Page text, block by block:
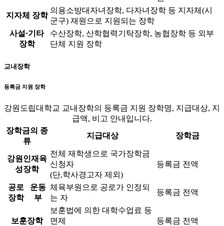
지자체 장학
의용소방대자녀장학, 다자녀장학 등 지자체(시
군구) 재원으로 지원되는 장학
사설·기타
장학
수산장학, 산학협력기탁장학, 농협장학 등 외부
단체 지원 장학
교내장학
등록금 지원 장학
강원도립대학교 교내장학의 등록금 지원 장학명, 지급대상, 지
급액, 비고 안내입니다.
장학금의 종
류
지급대상 장학금
강원인재육
성장학
전체 재학생으로 국가장학금
신청자
(단,학사경고자 제외)
등록금 전액
공로
장학
운동
부
체육부원으로 공로가 인정되
는 자
등록금 전액
보훈장학
보훈법에 의한 대학수업료 등
면제
등록금 전액